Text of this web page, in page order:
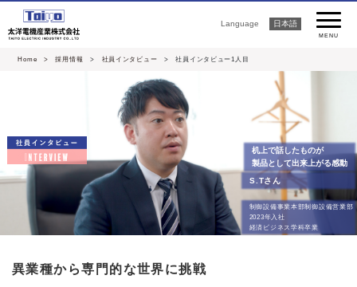
Language 日本語
MENU
Home > 採用情報 > 社員インタビュー > 社員インタビュー1人目
机上で話したものが
製品として出来上がる感動
S.Tさん
制御設備事業本部制御設備営業部
2023年入社
経済ビジネス学科卒業
異業種から専門的な世界に挑戦